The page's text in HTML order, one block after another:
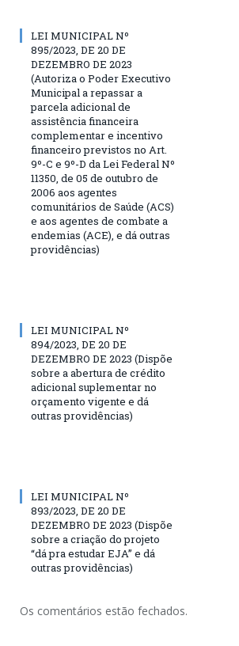
LEI MUNICIPAL Nº
895/2023, DE 20 DE
DEZEMBRO DE 2023
(Autoriza o Poder Executivo
Municipal a repassar a
parcela adicional de
assistência financeira
complementar e incentivo
financeiro previstos no Art.
9º-C e 9º-D da Lei Federal Nº
11350, de 05 de outubro de
2006 aos agentes
comunitários de Saúde (ACS)
e aos agentes de combate a
endemias (ACE), e dá outras
providências)
LEI MUNICIPAL Nº
894/2023, DE 20 DE
DEZEMBRO DE 2023 (Dispõe
sobre a abertura de crédito
adicional suplementar no
orçamento vigente e dá
outras providências)
LEI MUNICIPAL Nº
893/2023, DE 20 DE
DEZEMBRO DE 2023 (Dispõe
sobre a criação do projeto
“dá pra estudar EJA” e dá
outras providências)
Os comentários estão fechados.